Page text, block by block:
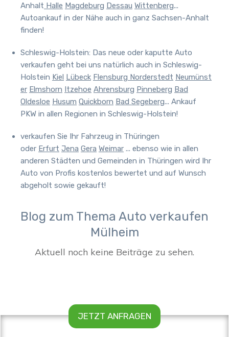
Anhalt Halle Magdeburg Dessau Wittenberg...
Autoankauf in der Nähe auch in ganz Sachsen-Anhalt
finden!
Schleswig-Holstein: Das neue oder kaputte Auto
verkaufen geht bei uns natürlich auch in Schleswig-
Holstein Kiel Lübeck Flensburg Norderstedt Neumünst
er Elmshorn Itzehoe Ahrensburg Pinneberg Bad
Oldesloe Husum Quickborn Bad Segeberg... Ankauf
PKW in allen Regionen in Schleswig-Holstein!
verkaufen Sie Ihr Fahrzeug in Thüringen
oder Erfurt Jena Gera Weimar ... ebenso wie in allen
anderen Städten und Gemeinden in Thüringen wird Ihr
Auto von Profis kostenlos bewertet und auf Wunsch
abgeholt sowie gekauft!
Blog zum Thema Auto verkaufen
Mülheim
JETZT ANFRAGEN